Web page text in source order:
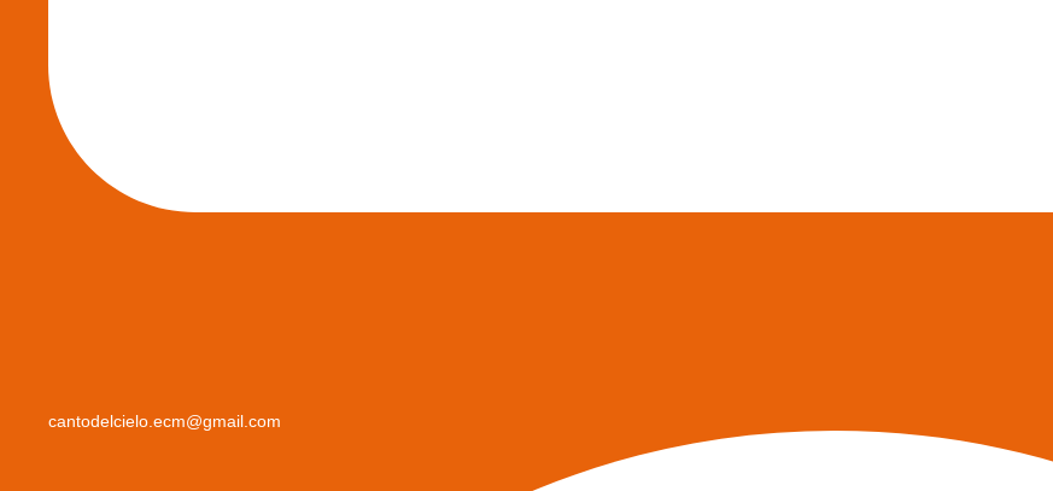
cantodelcielo.ecm@gmail.com